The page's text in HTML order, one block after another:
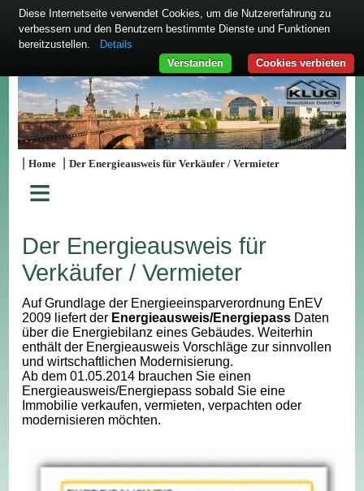
|Home |Der Energieausweis für Verkäufer / Vermieter
≡
Der Energieausweis für
Verkäufer / Vermieter
Auf Grundlage der Energieeinsparverordnung EnEV
2009 liefert der Energieausweis/Energiepass Daten
über die Energiebilanz eines Gebäudes. Weiterhin
enthält der Energieausweis Vorschläge zur sinnvollen
und wirtschaftlichen Modernisierung.
Ab dem 01.05.2014 brauchen Sie einen
Energieausweis/Energiepass sobald Sie eine
Immobilie verkaufen, vermieten, verpachten oder
modernisieren möchten.
Diese Internetseite verwendet Cookies, um die Nutzererfahrung zu
verbessern und den Benutzern bestimmte Dienste und Funktionen
bereitzustellen.
Details
Cookies verbieten
Verstanden